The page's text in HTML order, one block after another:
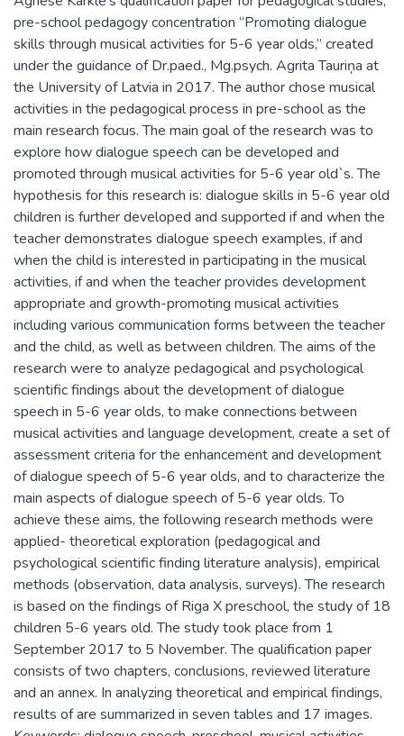
pre-school pedagogy concentration “Promoting dialogue
skills through musical activities for 5-6 year olds,” created
under the guidance of Dr.paed., Mg.psych. Agrita Tauriņa at
the University of Latvia in 2017. The author chose musical
activities in the pedagogical process in pre-school as the
main research focus. The main goal of the research was to
explore how dialogue speech can be developed and
promoted through musical activities for 5-6 year old`s. The
hypothesis for this research is: dialogue skills in 5-6 year old
children is further developed and supported if and when the
teacher demonstrates dialogue speech examples, if and
when the child is interested in participating in the musical
activities, if and when the teacher provides development
appropriate and growth-promoting musical activities
including various communication forms between the teacher
and the child, as well as between children. The aims of the
research were to analyze pedagogical and psychological
scientific findings about the development of dialogue
speech in 5-6 year olds, to make connections between
musical activities and language development, create a set of
assessment criteria for the enhancement and development
of dialogue speech of 5-6 year olds, and to characterize the
main aspects of dialogue speech of 5-6 year olds. To
achieve these aims, the following research methods were
applied- theoretical exploration (pedagogical and
psychological scientific finding literature analysis), empirical
methods (observation, data analysis, surveys). The research
is based on the findings of Riga X preschool, the study of 18
children 5-6 years old. The study took place from 1
September 2017 to 5 November. The qualification paper
consists of two chapters, conclusions, reviewed literature
and an annex. In analyzing theoretical and empirical findings,
results of are summarized in seven tables and 17 images.